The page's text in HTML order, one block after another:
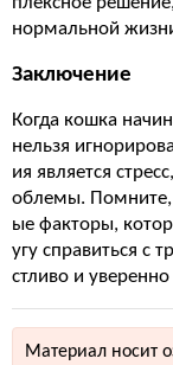
нормальной
Заключение
Когда кошка
нельзя
ия является
облемы. Помните,
ые факторы,
угу справиться с
стливо и
Материал носит